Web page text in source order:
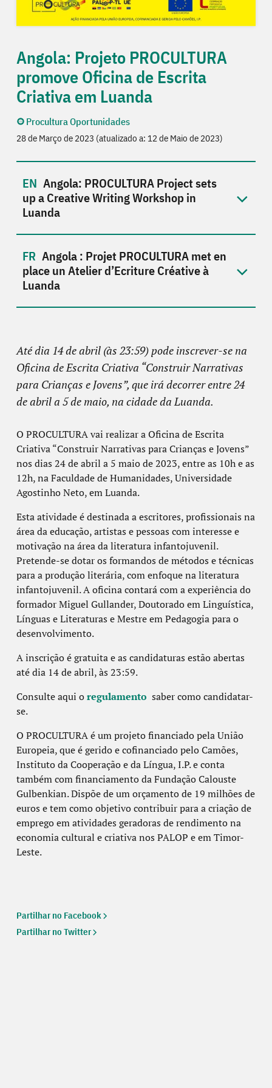
Angola: Projeto PROCULTURA
promove Oficina de Escrita
Criativa em Luanda
Procultura Oportunidades
28 de Março de 2023 (atualizado a: 12 de Maio de 2023)
Angola: PROCULTURA Project sets
up a Creative Writing Workshop in
Luanda
Angola : Projet PROCULTURA met en
place un Atelier d’Ecriture Créative à
Luanda
Até dia 14 de abril (às 23:59) pode inscrever-se na
Oficina de Escrita Criativa “Construir Narrativas
para Crianças e Jovens”, que irá decorrer entre 24
de abril a 5 de maio, na cidade da Luanda.
O PROCULTURA vai realizar a Oficina de Escrita
Criativa “Construir Narrativas para Crianças e Jovens”
nos dias 24 de abril a 5 maio de 2023, entre as 10h e as
12h, na Faculdade de Humanidades, Universidade
Agostinho Neto, em Luanda.
Esta atividade é destinada a escritores, profissionais na
área da educação, artistas e pessoas com interesse e
motivação na área da literatura infantojuvenil.
Pretende-se dotar os formandos de métodos e técnicas
para a produção literária, com enfoque na literatura
infantojuvenil. A oficina contará com a experiência do
formador Miguel Gullander, Doutorado em Linguística,
Línguas e Literaturas e Mestre em Pedagogia para o
desenvolvimento.
A inscrição é gratuita e as candidaturas estão abertas
até dia 14 de abril, às 23:59.
Consulte aqui oregulamento saber como candidatar-
se.
O PROCULTURA é um projeto financiado pela União
Europeia, que é gerido e cofinanciado pelo Camões,
Instituto da Cooperação e da Língua, I.P. e conta
também com financiamento da Fundação Calouste
Gulbenkian. Dispõe de um orçamento de 19 milhões de
euros e tem como objetivo contribuir para a criação de
emprego em atividades geradoras de rendimento na
economia cultural e criativa nos PALOP e em Timor-
Leste.
Partilhar no Facebook
Partilhar no Twitter